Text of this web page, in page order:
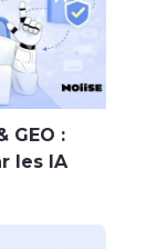
GEO :
les IA